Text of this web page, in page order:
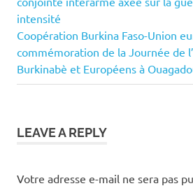
de
l’article
intensité
Next
Post:
Coopération Burkina Faso-Union
commémoration de la Journée de
Burkinabè et Européens à
LEAVE A REPLY
Votre adresse e-mail ne sera pas